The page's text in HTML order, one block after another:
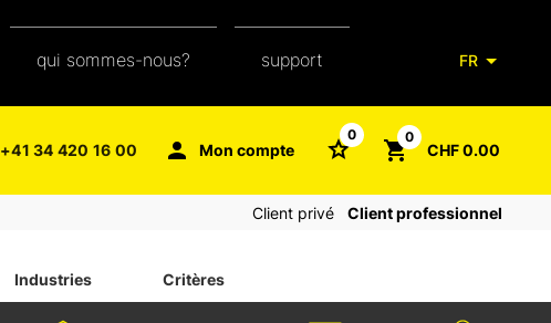
qui sommes-nous? support
glossaire de l'emballage
faq
FR
+41 34 420 16 00 Mon compte
0 0
CHF 0.00
Client privé Client professionnel
Industries Critères